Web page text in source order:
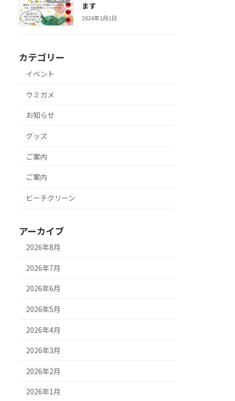
ます
2026年1月1日
カテゴリー
イベント
ウミガメ
お知らせ
グッズ
ご案内
ご案内
ビーチクリーン
アーカイブ
2026年8月
2026年7月
2026年6月
2026年5月
2026年4月
2026年3月
2026年2月
2026年1月